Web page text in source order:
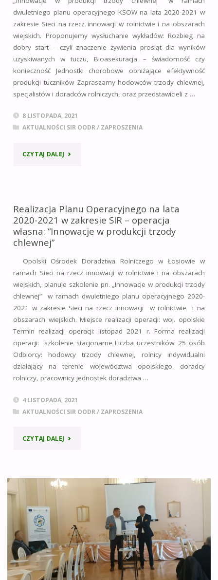
CHLEWNEJ”"
dwuletniego planu operacyjnego KSOW na lata 2020-2021 w
zakresie Sieci na rzecz innowacji w rolnictwie i na obszarach
wiejskich. Proponujemy wysłuchanie wykładów: Rozbieg na
dobry start – czyli znaczenie żywienia prosiąt dla wyników
uzyskiwanych w tuczu, Bioasekuracja – świadomość czy
konieczność Jednostki chorobowe obniżające efektywność
produkcji tuczników Zapraszamy hodowców trzody chlewnej,
specjalistów i doradców rolniczych, oraz przedstawicieli z …
8 LISTOPADA, 2021
AKTUALNOŚCI SIR OODR/ ZAPROSZENIA
CZYTAJ DALEJ "ZAPROSZENIE
PN.
„INNOWACJE
PRODUKCJI
TRZODY
CHLEWNEJ”"
Realizacja Planu Operacyjnego na lata
2020-2021 w zakresie SIR – operacja
własna: “Innowacje w produkcji trzody
chlewnej”
Opolski Ośrodek Doradztwa Rolniczego w Łosiowie w
ramach Sieci na rzecz innowacji w rolnictwie i na obszarach
wiejskich, planuje szkolenie pn. „Innowacje w produkcji trzody
chlewnej” w ramach dwuletniego planu operacyjnego 2020-
2021 w zakresie Sieci na rzecz innowacji w rolnictwie i na
obszarach wiejskich. Miejsce realizacji operacji: woj. opolskie
Termin realizacji operacji: listopad 2021 r. Forma realizacji
operacji: szkolenie stacjonarne Liczba uczestników: 25 osób
Odbiorcy: hodowcy trzody chlewnej, rolnicy indywidualni
działający na terenie województwa opolskiego, doradcy
rolniczy, pracownicy jednostek doradztwa …
4 LISTOPADA, 2021
AKTUALNOŚCI SIR OODR/ ZAPROSZENIA
CZYTAJ DALEJ "REALIZACJA
OPERACYJNEGO
LATA
2020-
2021
W